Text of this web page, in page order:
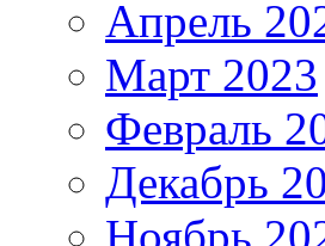
Апрель
Март 2023
Февраль
Декабрь